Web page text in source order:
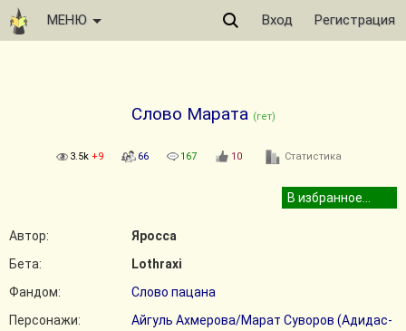
МЕНЮ Вход Регистрация
Слово Марата (гет)
3.5k +9 66 167 10 Статистика
Автор:
Яросса
Бета:
Lothraxi
Фандом:
Слово пацана
Персонажи:
Айгуль Ахмерова/Марат Суворов (Адидас-